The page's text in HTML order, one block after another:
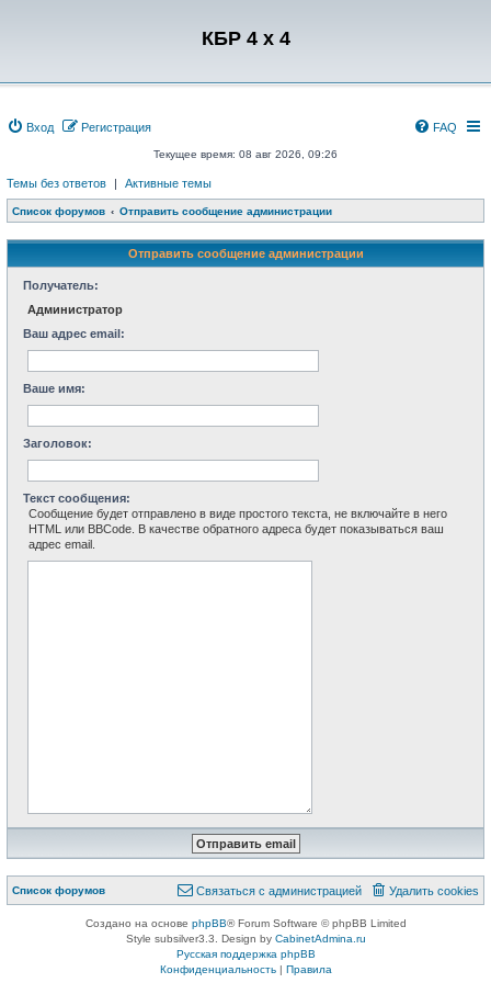
КБР 4 x 4
Вход Регистрация FAQ
Текущее время: 08 авг 2026, 09:26
Темы без ответов | Активные темы
Список форумов Отправить сообщение администрации
Отправить сообщение администрации
Получатель:
Администратор
Ваш адрес email:
Ваше имя:
Заголовок:
Текст сообщения:
Сообщение будет отправлено в виде простого текста, не включайте в него
HTML или BBCode. В качестве обратного адреса будет показываться ваш
адрес email.
Список форумов Удалить cookies
Связаться с
Связаться с администрацией
Создано на основе phpBB® Forum Software © phpBB Limited
Style subsilver3.3. Design by CabinetAdmina.ru
Русская поддержка phpBB
Конфиденциальность| Правила